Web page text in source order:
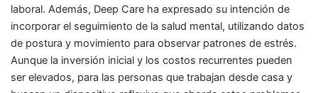
laboral. Además, Deep Care ha expresado su intención de
incorporar el seguimiento de la salud mental, utilizando datos
de postura y movimiento para observar patrones de estrés.
Aunque la inversión inicial y los costos recurrentes pueden
ser elevados, para las personas que trabajan desde casa y